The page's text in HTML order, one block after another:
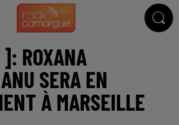
ROXANA
SERA EN
À MARSEILLE